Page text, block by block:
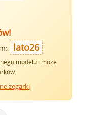
lato26
modelu i może
zegarki